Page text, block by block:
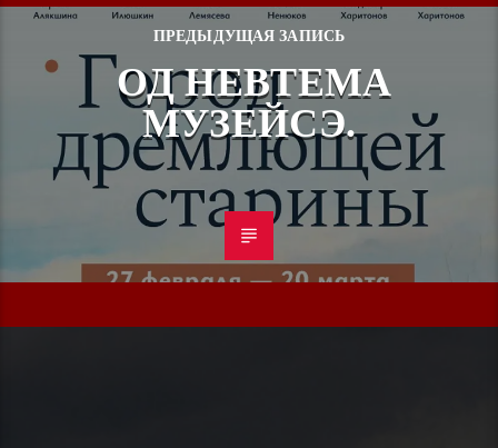
ПРЕДЫДУЩАЯ ЗАПИСЬ
ОД НЕВТЕМА
МУЗЕЙСЭ.